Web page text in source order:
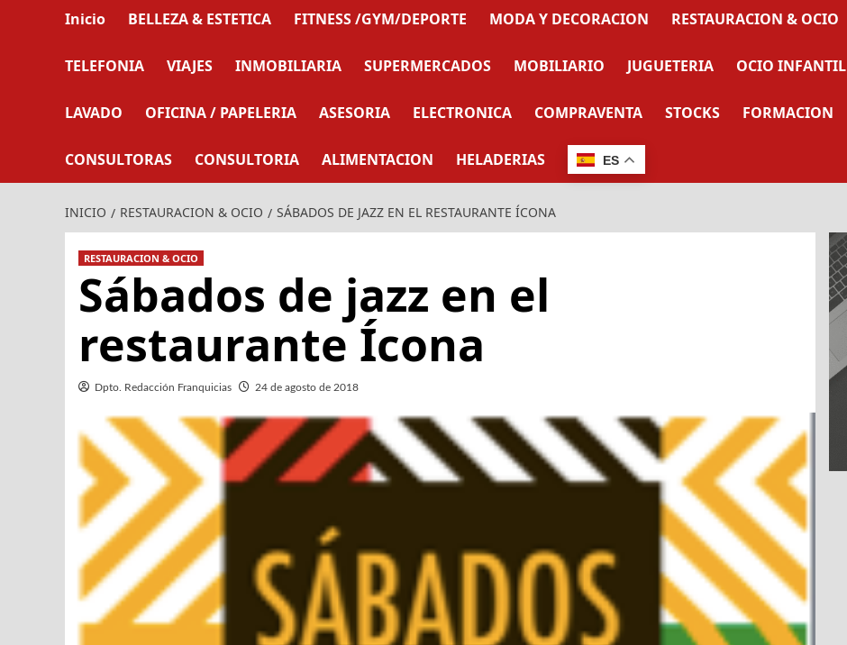
Inicio BELLEZA & ESTETICA FITNESS /GYM/DEPORTE MODA Y DECORACION RESTAURACION & OCIO
TELEFONIA VIAJES INMOBILIARIA SUPERMERCADOS MOBILIARIO JUGUETERIA OCIO INFANTIL
LAVADO OFICINA / PAPELERIA ASESORIA ELECTRONICA COMPRAVENTA STOCKS FORMACION
CONSULTORAS CONSULTORIA ALIMENTACION HELADERIAS ES
INICIO RESTAURACION & OCIO SÁBADOS DE JAZZ EN EL RESTAURANTE ÍCONA
RESTAURACION & OCIO
Sábados de jazz en el
restaurante Ícona
Dpto. Redacción Franquicias 24 de agosto de 2018